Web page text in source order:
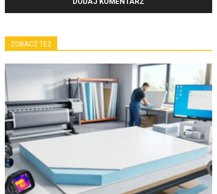
ZOBACZ TEŻ